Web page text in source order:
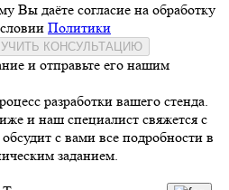
Вы даёте согласие на обработку
Политики
КОНСУЛЬТАЦИЮ
и отправьте его нашим
разработки вашего стенда.
и наш специалист свяжется с
с вами все подробности в
заданием.